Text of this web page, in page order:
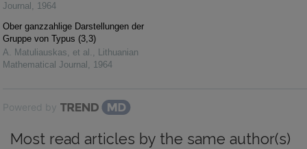
Journal , 1964
Ober ganzzahlige Darstellungen der
Gruppe von Typus (3,3)
A. Matuliauskas, et al. , Lithuanian
Mathematical Journal , 1964
Powered by
Most read articles by the same author(s)